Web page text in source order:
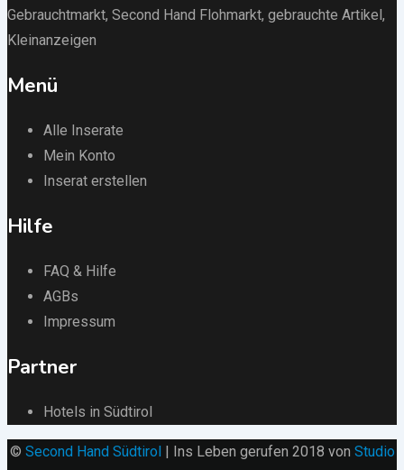
Gebrauchtmarkt, Second Hand Flohmarkt, gebrauchte Artikel ,
Kleinanzeigen
Menü
Alle Inserate
Mein Konto
Inserat erstellen
Hilfe
FAQ & Hilfe
AGBs
Impressum
Partner
Hotels in Südtirol
© Second Hand Südtirol | Ins Leben gerufen 2018 von Studio